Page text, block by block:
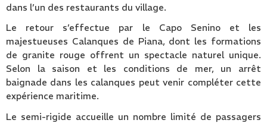
dans l’un des restaurants du village.
Le retour s’effectue par le Capo Senino et les
majestueuses Calanques de Piana, dont les formations
de granite rouge offrent un spectacle naturel unique.
Selon la saison et les conditions de mer, un arrêt
baignade dans les calanques peut venir compléter cette
expérience maritime.
Le semi-rigide accueille un nombre limité de passagers